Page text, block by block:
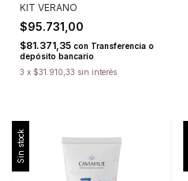
KIT VERANO
$95.731,00
$81.371,35 con Transferencia o
depósito bancario
3 x $31.910,33 sin interés
Sin stock